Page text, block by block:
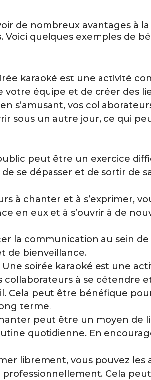
de nombreux avantages à la
quelques exemples de
karaoké est une activité
équipe et de créer des
s’amusant, vos
sous un autre jour, ce qui
peut être un exercice
se dépasser et de sortir de
à chanter et à s’exprimer,
en eux et à s’ouvrir à de
la communication au sein de
de bienveillance.
Une soirée karaoké est une
à se détendre
Cela peut être bénéfique
terme.
peut être un moyen de
quotidienne. En
librement, vous pouvez les
professionnellement. Cela peut